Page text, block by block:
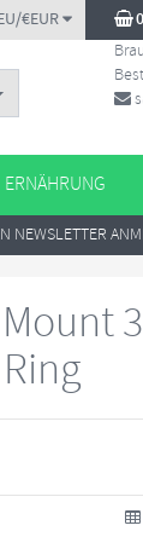
€EUR
ERNÄHRUNG
NEWSLETTER